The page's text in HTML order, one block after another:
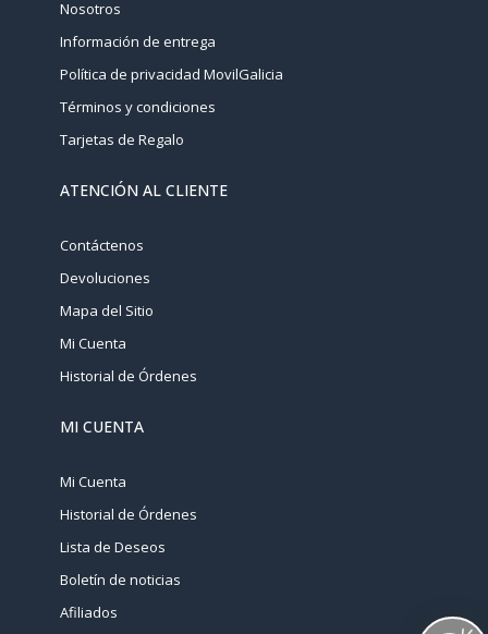
Nosotros
Información de entrega
Política de privacidad MovilGalicia
Términos y condiciones
Tarjetas de Regalo
ATENCIÓN AL CLIENTE
Contáctenos
Devoluciones
Mapa del Sitio
Mi Cuenta
Historial de Órdenes
MI CUENTA
Mi Cuenta
Historial de Órdenes
Lista de Deseos
Boletín de noticias
Afiliados